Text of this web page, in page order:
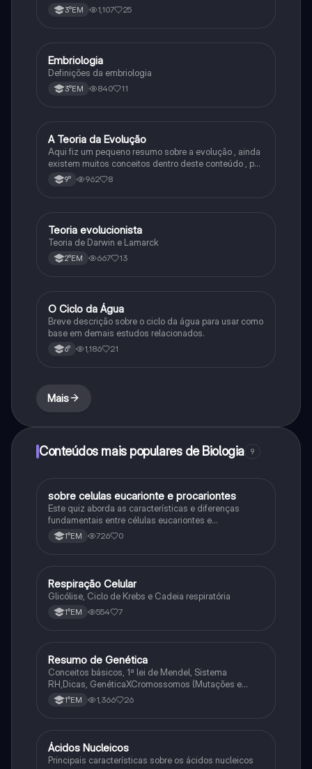
3°EM 1,107 25
Biologia
Embriologia
Definições da embriologia
3°EM 840 11
Biologia
A Teoria da Evolução
Aqui fiz um pequeno resumo sobre a evolução , ainda
existem muitos conceitos dentro deste conteúdo , por
isso sempre é bom procurar por mais fontes e
algumas questões para se resolver e fixar melhor.
9° 962 8
Biologia
Teoria evolucionista
Teoria de Darwin e Lamarck
2°EM 667 13
Química
O Ciclo da Água
Breve descrição sobre o ciclo da água para usar como
base em demais estudos relacionados.
6° 1,186 21
Mais
Conteúdos mais populares de Biologia 9
Biologia
sobre celulas eucarionte e procariontes
Este quiz aborda as características e diferenças
fundamentais entre células eucariontes e
procariontes.
1°EM 726 0
Biologia
Respiração Celular
Glicólise, Ciclo de Krebs e Cadeia respiratória
1°EM 554 7
Biologia
Resumo de Genética
Conceitos básicos, 1ª lei de Mendel, Sistema
RH,Dicas, GenéticaXCromossomos (Mutações e
Variações Genéticas).
1°EM 1,366 26
Biologia
Ácidos Nucleicos
Principais características sobre os ácidos nucleicos